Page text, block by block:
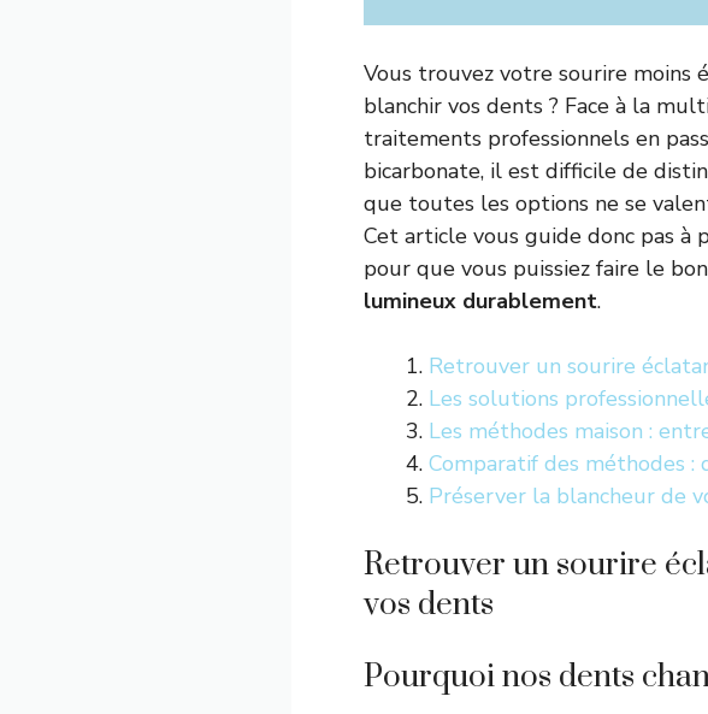
Vous trouvez votre sourire moins
blanchir vos dents ? Face à la
traitements professionnels en
bicarbonate, il est difficile de
que toutes les options ne se
Cet article vous guide donc pas à
pour que vous puissiez faire le
lumineux durablement.
Retrouver un sourire
Les solutions
Les méthodes maison :
Comparatif des méthodes
Préserver la blancheur de
Retrouver un sourire
vos dents
Pourquoi nos dents